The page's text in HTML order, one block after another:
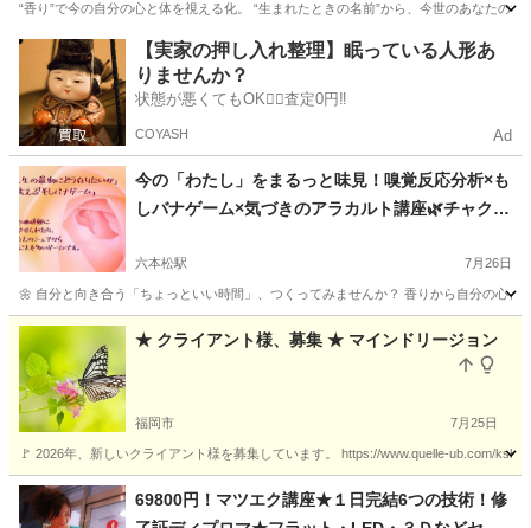
“香り”で今の自分の心と体を視える化。 “生まれたときの名前”から、今世のあなたの
福岡 福岡市 六本松駅 アロマ 福岡 福岡市 六本松駅
アロマ 嗅覚
【実家の押し入れ整理】眠っている人形あ
りませんか？
状態が悪くてもOK🙆‍♀️査定0円‼️
COYASH Ad
今の「わたし」をまるっと味見！嗅覚反応分析×も
しバナゲーム×気づきのアラカルト講座🌿チャクラ
六本松駅 7月26日
🌼 自分と向き合う「ちょっといい時間」、つくってみませんか？ 香りから自分の心
福岡 福岡市 六本松駅 アロマ 福岡 福岡市 六本松駅
アロマ 嗅覚
★ クライアント様、募集 ★ マインドリージョン
福岡市 7月25日
🚩 2026年、新しいクライアント様を募集しています。 https://www.quelle-ub.com/
福岡 福岡市 その他 リージョン
69800円！マツエク講座★１日完結6つの技術！修